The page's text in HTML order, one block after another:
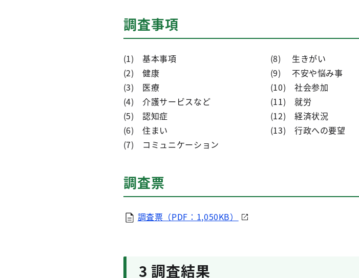
調査事項
(1) 基本事項 (8) 生きがい
(2) 健康 (9) 不安や悩み事
(3) 医療 (10) 社会参加
(4) 介護サービスなど (11) 就労
(5) 認知症 (12) 経済状況
(6) 住まい (13) 行政への要望
(7) コミュニケーション
調査票
調査票（PDF：1,050KB）
3 調査結果